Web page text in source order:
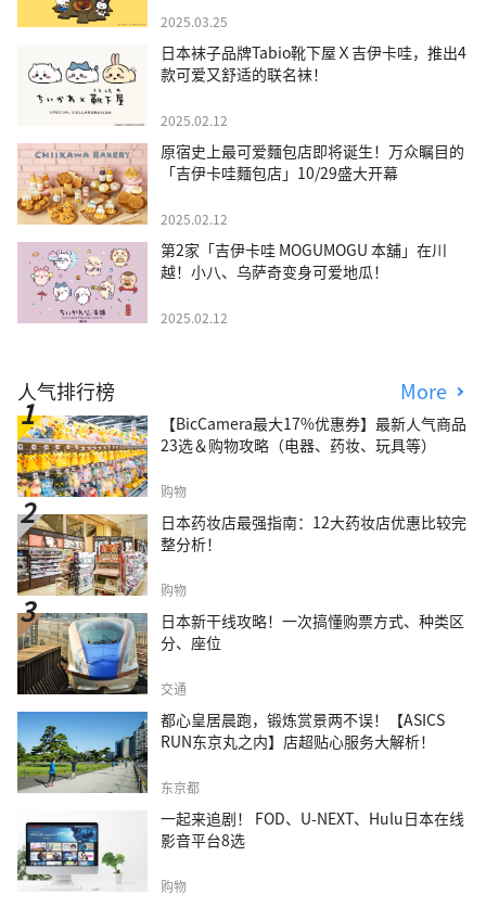
2025.03.25
日本袜子品牌Tabio靴下屋Ｘ吉伊卡哇，推出4
款可爱又舒适的联名袜！
2025.02.12
原宿史上最可爱麵包店即将诞生！万众瞩目的
「吉伊卡哇麵包店」10/29盛大开幕
2025.02.12
第2家「吉伊卡哇 MOGUMOGU 本舖」在川
越！小八、乌萨奇变身可爱地瓜！
2025.02.12
人气排行榜 More
【BicCamera最大17%优惠券】最新人气商品
23选＆购物攻略（电器、药妆、玩具等）
购物
日本药妆店最强指南：12大药妆店优惠比较完
整分析！
购物
日本新干线攻略！一次搞懂购票方式、种类区
分、座位
交通
都心皇居晨跑，锻炼赏景两不误！【ASICS
RUN东京丸之内】店超贴心服务大解析！
东京都
一起来追剧！ FOD、U-NEXT、Hulu日本在线
影音平台8选
购物